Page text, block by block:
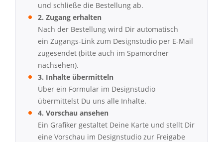
und schließe die Bestellung ab.
2. Zugang erhalten
Nach der Bestellung wird Dir automatisch
ein Zugangs-Link zum Designstudio per E-Mail
zugesendet (bitte auch im Spamordner
nachsehen).
3. Inhalte übermitteln
Über ein Formular im Designstudio
übermittelst Du uns alle Inhalte.
4. Vorschau ansehen
Ein Grafiker gestaltet Deine Karte und stellt Dir
eine Vorschau im Designstudio zur Freigabe